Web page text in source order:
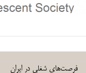
فرصت‌های شغلی در ایران